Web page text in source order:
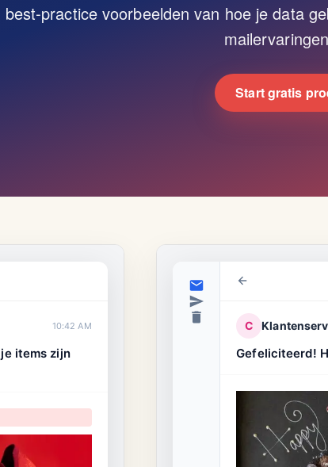
best-practice voorbeelden van hoe je data
Start gratis
10:42 AM
items zijn
C
Gefeliciteerd!